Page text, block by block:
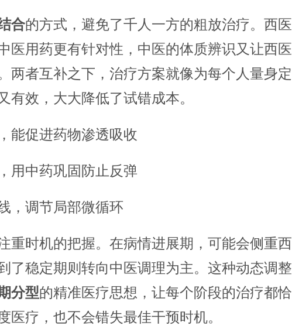
合的方式，避免了千人一方的粗放治疗。西医
医用药更有针对性，中医的体质辨识又让西医
两者互补之下，治疗方案就像为每个人量身定
有效，大大降低了试错成本。
能促进药物渗透吸收
用中药巩固防止反弹
，调节局部微循环
重时机的把握。在病情进展期，可能会侧重西
了稳定期则转向中医调理为主。这种动态调整
分型的精准医疗思想，让每个阶段的治疗都恰
医疗，也不会错失最佳干预时机。